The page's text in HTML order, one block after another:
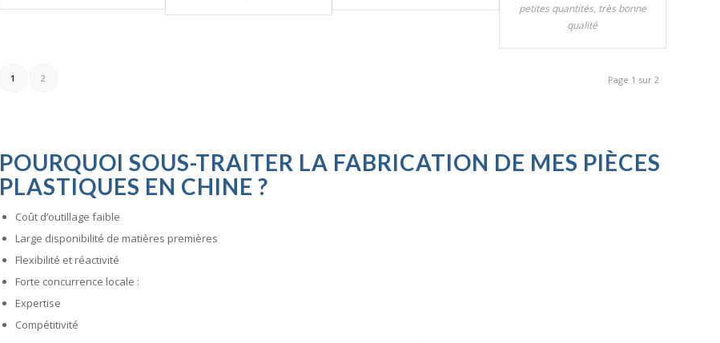
petites quantités, très bonne
qualité
Page 1 sur 2
1 2
POURQUOI SOUS-TRAITER LA FABRICATION DE MES PIÈCES
PLASTIQUES EN CHINE ?
Coût d’outillage faible
Large disponibilité de matières premières
Flexibilité et réactivité
Forte concurrence locale :
Expertise
Compétitivité